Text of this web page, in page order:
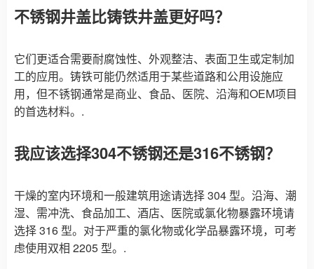
不锈钢井盖比铸铁井盖更好吗？
它们更适合需要耐腐蚀性、外观整洁、表面卫生或定制加
工的应用。铸铁可能仍然适用于某些道路和公用设施应
用，但不锈钢通常是商业、食品、医院、沿海和OEM项目
的首选材料。.
我应该选择304不锈钢还是316不锈钢？
干燥的室内环境和一般建筑用途请选择 304 型。沿海、潮
湿、需冲洗、食品加工、酒店、医院或氯化物暴露环境请
选择 316 型。对于严重的氯化物或化学品暴露环境，可考
虑使用双相 2205 型。.